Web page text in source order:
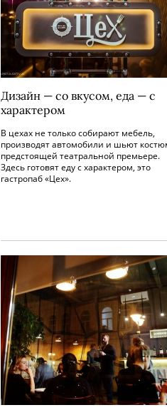
Дизайн — со вкусом, еда — с
характером
В цехах не только собирают мебель,
производят автомобили и шьют
предстоящей театральной премьере.
Здесь готовят еду с характером, это
гастропаб «Цех».